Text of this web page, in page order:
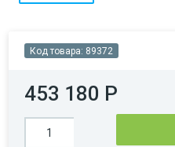
Код товара: 89372
453 180 Р